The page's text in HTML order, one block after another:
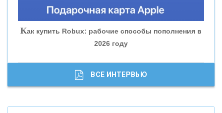
«СОВКОМБАНК»
«ГАЗПРОМБАНК»
«МОСКОВСКИЙ КРЕДИТНЫЙ БАНК»
Как купить Robux: рабочие способы пополнения в
2026 году
ВСЕ ИНТЕРВЬЮ